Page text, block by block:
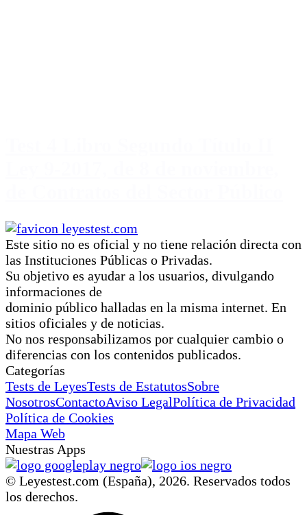
Este sitio no es oficial y no tiene relación directa con
las Instituciones Públicas o Privadas.
Su objetivo es ayudar a los usuarios, divulgando
informaciones de
dominio público halladas en la misma internet. En
sitios oficiales y de noticias.
No nos responsabilizamos por cualquier cambio o
diferencias con los contenidos publicados.
Categorías
Tests de LeyesTests de EstatutosSobre
NosotrosContactoAviso LegalPolítica de Privacidad
Política de Cookies
Mapa Web
Nuestras Apps
© Leyestest.com (España), 2026. Reservados todos
los derechos.